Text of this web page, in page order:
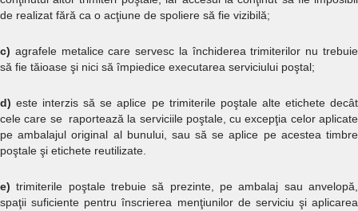
de realizat fără ca o acţiune de spoliere să fie vizibilă;
c) agrafele metalice care servesc la închiderea trimiterilor nu trebuie
să fie tăioase şi nici să împiedice executarea serviciului poştal;
d)este interzis să se aplice pe trimiterile poştale alte etichete decât
cele care se raportează la serviciile poştale, cu excepţia celor aplicate
pe ambalajul original al bunului, sau să se aplice pe acestea timbre
poştale şi etichete reutilizate.
e) trimiterile poştale trebuie să prezinte, pe ambalaj sau anvelopă,
spaţii suficiente pentru înscrierea menţiunilor de serviciu şi aplicarea